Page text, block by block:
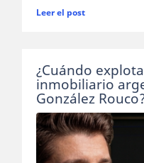
Leer el post
¿Cuándo
inmobiliario
González